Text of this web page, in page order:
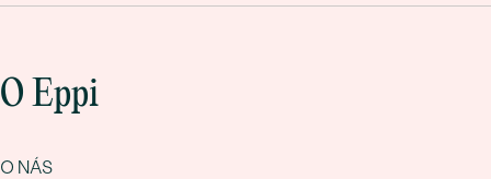
O Eppi
O NÁS